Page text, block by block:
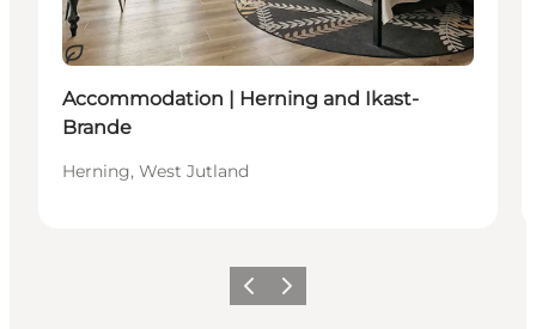
Duurzaam
Accommodation | Herning and Ikast-
Brande
Herning, West Jutland
Vorige Volgende